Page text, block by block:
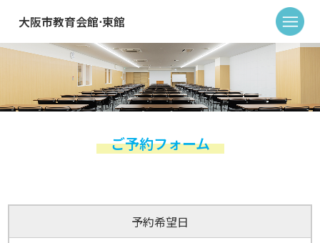
大阪市教育会館⋅東館
ご予約フォーム
予約希望日